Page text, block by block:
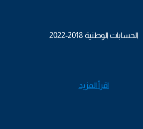
الحسابات الوطنية 2018-2022
اقرأ المزيد